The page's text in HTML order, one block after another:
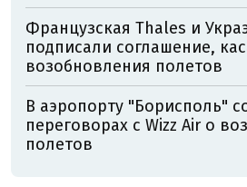
Французская Thales и
подписали соглашение,
возобновления полетов
В аэропорту "Борисполь"
переговорах с Wizz Air о
полетов